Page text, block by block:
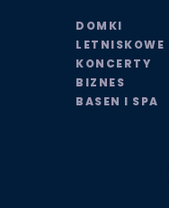
DOMKI
LETNISKOWE
KONCERTY
BIZNES
BASEN I SPA